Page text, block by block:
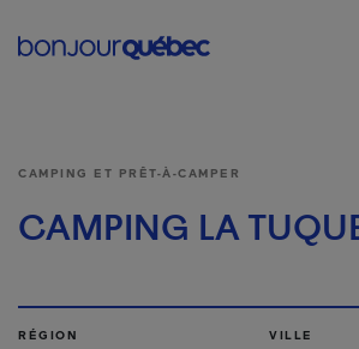
Main
CAMPING ET PRÊT-À-CAMPER
CAMPING LA
RÉGION VILLE